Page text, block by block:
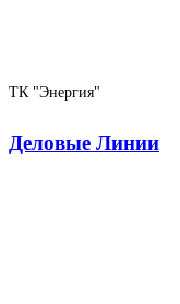
ТК "Энергия"
Деловые Линии